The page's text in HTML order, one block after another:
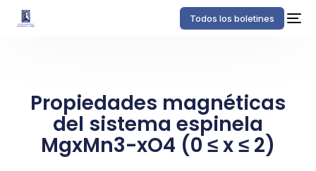
Todos los boletines
Propiedades magnéticas
del sistema espinela
MgxMn3-xO4 (0 ≤ x ≤ 2)